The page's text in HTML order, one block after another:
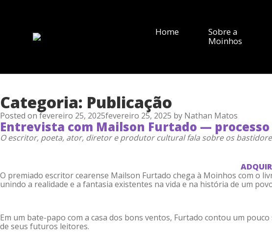
Home
Sobre a
Moinhos
Categoria: Publicação
Posted onfevereiro 25, 2025fevereiro 25, 2025 by Nathan Matos
Entrevista com Mailson Furtado —
O escritor, poeta, ator, diretor e produtor cultural fala sobre os
O premiado escritor cearense Mailson Furtado chega à Moinhos com o
unindo a realidade e a fantasia existentes na vida e na história de um
Em um bate-papo com a casa dos bons ventos, Furtado contou um
de seus futuros leitores.